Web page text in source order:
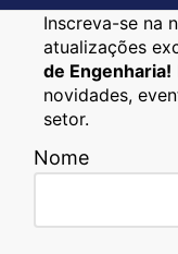
Inscreva-se na
atualizações
de Engenharia!
novidades,
setor.
Nome